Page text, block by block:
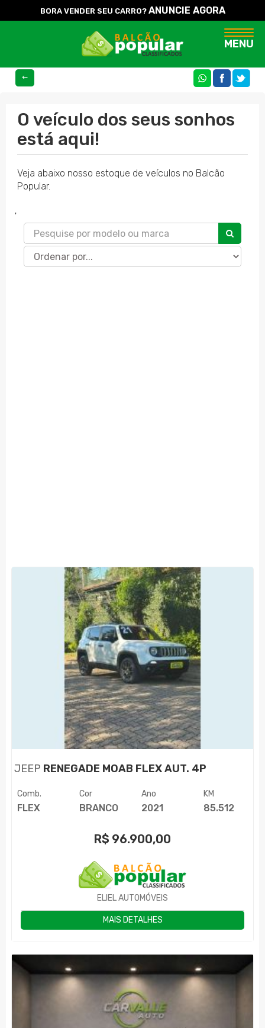
BORA VENDER SEU CARRO? ANUNCIE AGORA
MENU
O veículo dos seus sonhos
está aqui!
Veja abaixo nosso estoque de veículos no Balcão
Popular.
'
JEEP RENEGADE MOAB FLEX AUT. 4P
Comb.
FLEX
Cor
BRANCO
Ano
2021
KM
85.512
R$ 96.900,00
ELIEL AUTOMÓVEIS
MAIS DETALHES